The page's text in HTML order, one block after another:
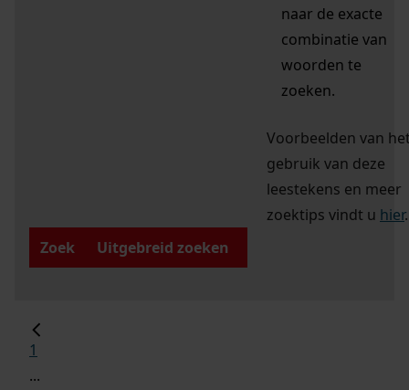
naar de exacte
combinatie van
woorden te
zoeken.
Voorbeelden van
gebruik van deze
leestekens en meer
zoektips vindt u hier.
Zoek
Uitgebreid zoeken
1
...